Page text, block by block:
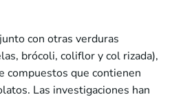
con otras verduras
brócoli, coliflor y col rizada),
compuestos que contienen
Las investigaciones han